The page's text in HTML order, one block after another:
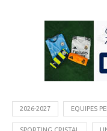
2026-2027 EQUIPES
SPORTING CRISTAL